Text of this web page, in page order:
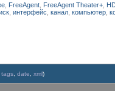
FreeAgent FreeAgent Theater+
,интерфейс ,канал ,компьютер ,
tags date xml)